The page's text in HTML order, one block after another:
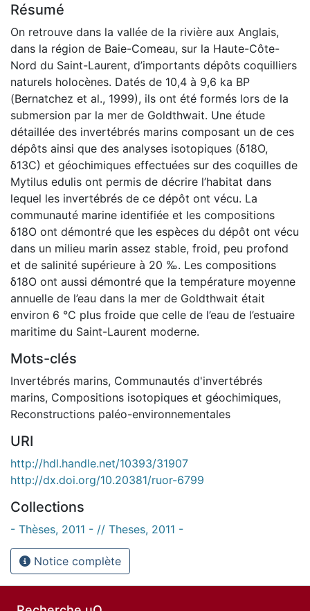
Résumé
On retrouve dans la vallée de la rivière aux Anglais,
dans la région de Baie-Comeau, sur la Haute-Côte-
Nord du Saint-Laurent, d’importants dépôts coquilliers
naturels holocènes. Datés de 10,4 à 9,6 ka BP
(Bernatchez et al., 1999), ils ont été formés lors de la
submersion par la mer de Goldthwait. Une étude
détaillée des invertébrés marins composant un de ces
dépôts ainsi que des analyses isotopiques (δ18O,
δ13C) et géochimiques effectuées sur des coquilles de
Mytilus edulis ont permis de décrire l’habitat dans
lequel les invertébrés de ce dépôt ont vécu. La
communauté marine identifiée et les compositions
δ18O ont démontré que les espèces du dépôt ont vécu
dans un milieu marin assez stable, froid, peu profond
et de salinité supérieure à 20 ‰. Les compositions
δ18O ont aussi démontré que la température moyenne
annuelle de l’eau dans la mer de Goldthwait était
environ 6 °C plus froide que celle de l’eau de l’estuaire
maritime du Saint-Laurent moderne.
Mots-clés
Invertébrés marins, Communautés d'invertébrés
marins, Compositions isotopiques et géochimiques,
Reconstructions paléo-environnementales
URI
http://hdl.handle.net/10393/31907
http://dx.doi.org/10.20381/ruor-6799
Collections
- Thèses, 2011 - // Theses, 2011 -
Notice complète